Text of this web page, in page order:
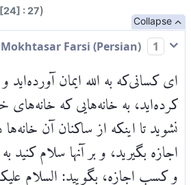
: 27)
Collapse
1
ای کسانی‌که به الله ایمان
کرده‌اید، به خانه‌هایی که
نشوید تا اینکه از ساکنان آن
اجازه بگیرید، و بر آنها سلام
و کسب اجازه، بگویید: السلام